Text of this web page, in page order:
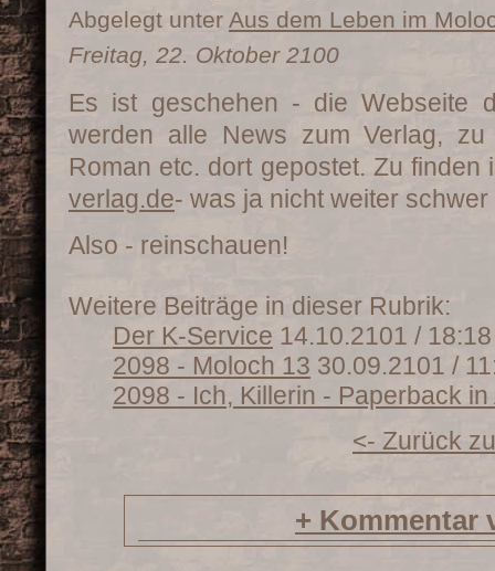
Abgelegt unter Aus dem Leben im
Freitag, 22. Oktober 2100
Es ist geschehen - die Webseite
werden alle News zum Verlag, zu
Roman etc. dort gepostet. Zu
verlag.de- was ja nicht weiter schwer
Also - reinschauen!
Weitere Beiträge in dieser Rubrik:
Der K-Service 14.10.2101 / 18:18
2098 - Moloch 13 30.09.2101 /
2098 - Ich, Killerin - Paperback in
<- Zurück
+ Kommentar